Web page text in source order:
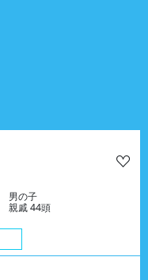
男の子
親戚 44頭